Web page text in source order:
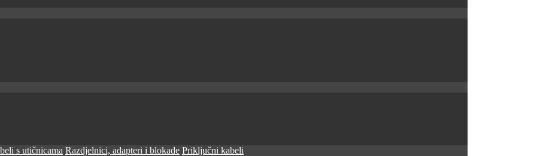
s utičnicama Razdjelnici, adapteri i blokade Priključni kabeli